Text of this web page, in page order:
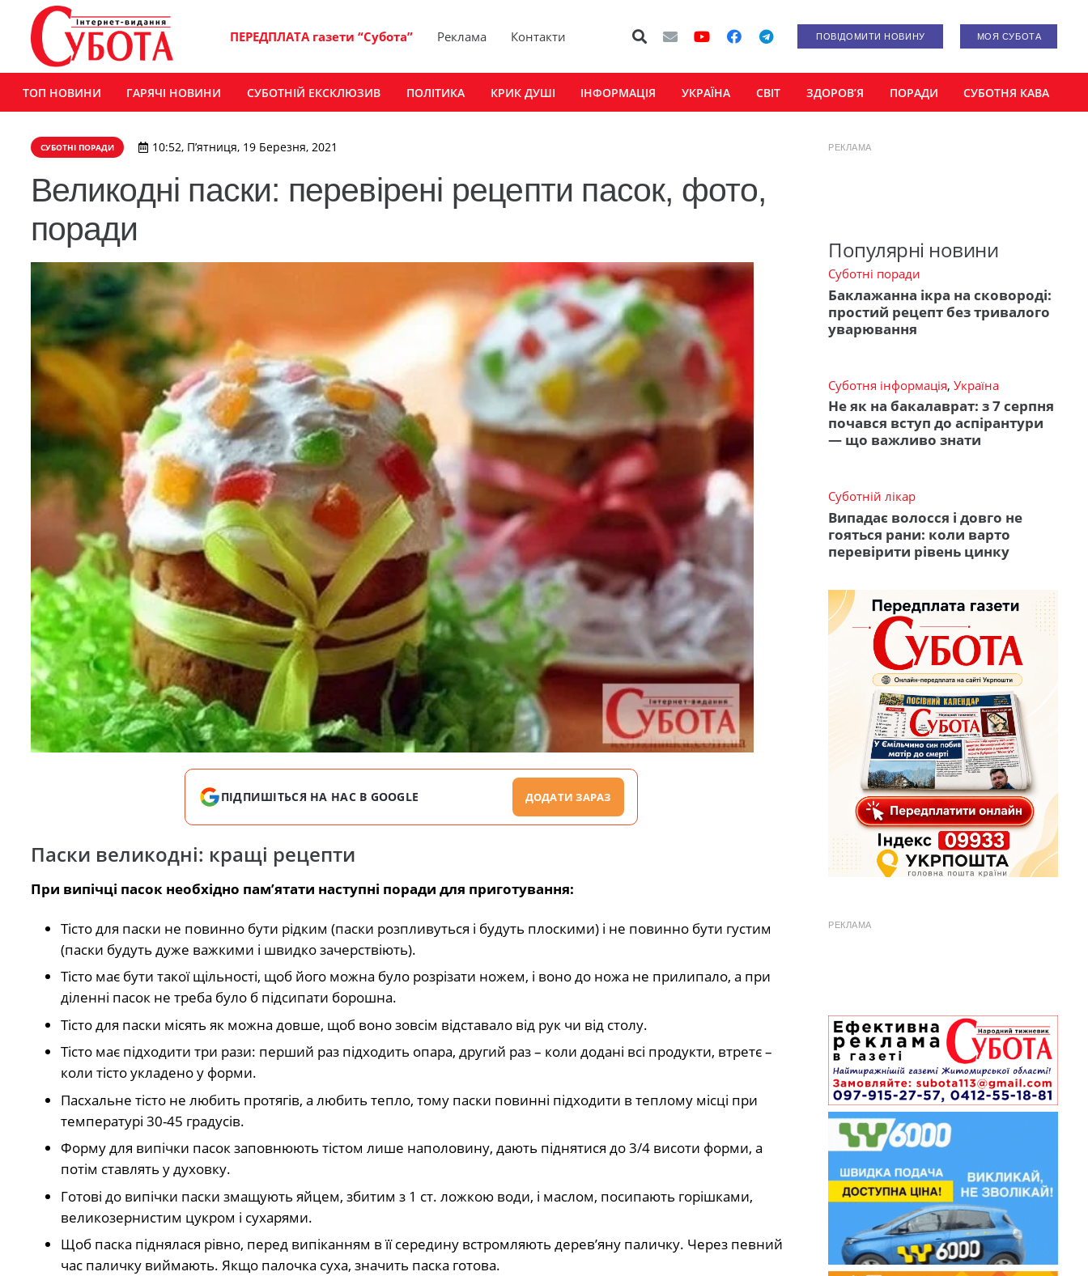
ПЕРЕДПЛАТА газети “Субота” Реклама Контакти ПОВІДОМИТИ НОВИНУ МОЯ СУБОТА
ТОП НОВИНИ ГАРЯЧІ НОВИНИ СУБОТНІЙ ЕКСКЛЮЗИВ ПОЛІТИКА КРИК ДУШІ ІНФОРМАЦІЯ УКРАЇНА СВІТ ЗДОРОВ’Я ПОРАДИ СУБОТНЯ КАВА
СУБОТНІ ПОРАДИ 10:52, П’ятниця, 19 Березня, 2021
Великодні паски: перевірені рецепти пасок, фото,
поради
ПІДПИШІТЬСЯ НА НАС В GOOGLE ДОДАТИ ЗАРАЗ
Паски великодні: кращі рецепти
При випічці пасок необхідно пам’ятати наступні поради для приготування:
Тісто для паски не повинно бути рідким (паски розпливуться і будуть плоскими) і не повинно бути густим
(паски будуть дуже важкими і швидко зачерствіють).
Тісто має бути такої щільності, щоб його можна було розрізати ножем, і воно до ножа не прилипало, а при
діленні пасок не треба було б підсипати борошна.
Тісто для паски місять як можна довше, щоб воно зовсім відставало від рук чи від столу.
Тісто має підходити три рази: перший раз підходить опара, другий раз – коли додані всі продукти, втретє –
коли тісто укладено у форми.
Пасхальне тісто не любить протягів, а любить тепло, тому паски повинні підходити в теплому місці при
температурі 30-45 градусів.
Форму для випічки пасок заповнюють тістом лише наполовину, дають піднятися до 3/4 висоти форми, а
потім ставлять у духовку.
Готові до випічки паски змащують яйцем, збитим з 1 ст. ложкою води, і маслом, посипають горішками,
великозернистим цукром і сухарями.
Щоб паска піднялася рівно, перед випіканням в її середину встромляють дерев’яну паличку. Через певний
час паличку виймають. Якщо палочка суха, значить паска готова.
РЕКЛАМА
Популярні новини
Суботні поради
Баклажанна ікра на сковороді:
простий рецепт без тривалого
уварювання
Суботня інформація, Україна
Не як на бакалаврат: з 7 серпня
почався вступ до аспірантури
— що важливо знати
Суботній лікар
Випадає волосся і довго не
гояться рани: коли варто
перевірити рівень цинку
РЕКЛАМА